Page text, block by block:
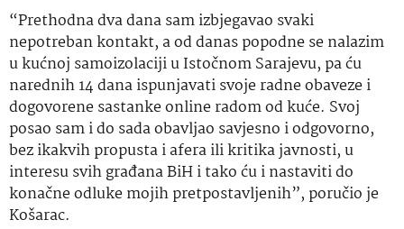
“Prethodna dva dana sam izbjegavao svaki
nepotreban kontakt, a od danas popodne se nalazim
u kućnoj samoizolaciji u Istočnom Sarajevu, pa ću
narednih 14 dana ispunjavati svoje radne obaveze i
dogovorene sastanke online radom od kuće. Svoj
posao sam i do sada obavljao savjesno i odgovorno,
bez ikakvih propusta i afera ili kritika javnosti, u
interesu svih građana BiH i tako ću i nastaviti do
konačne odluke mojih pretpostavljenih”, poručio je
Košarac.